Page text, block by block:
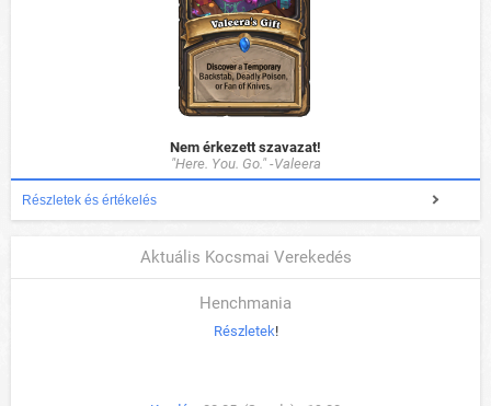
Nem érkezett szavazat!
"Here. You. Go." -Valeera
Részletek és értékelés
Aktuális Kocsmai Verekedés
Henchmania
Részletek!